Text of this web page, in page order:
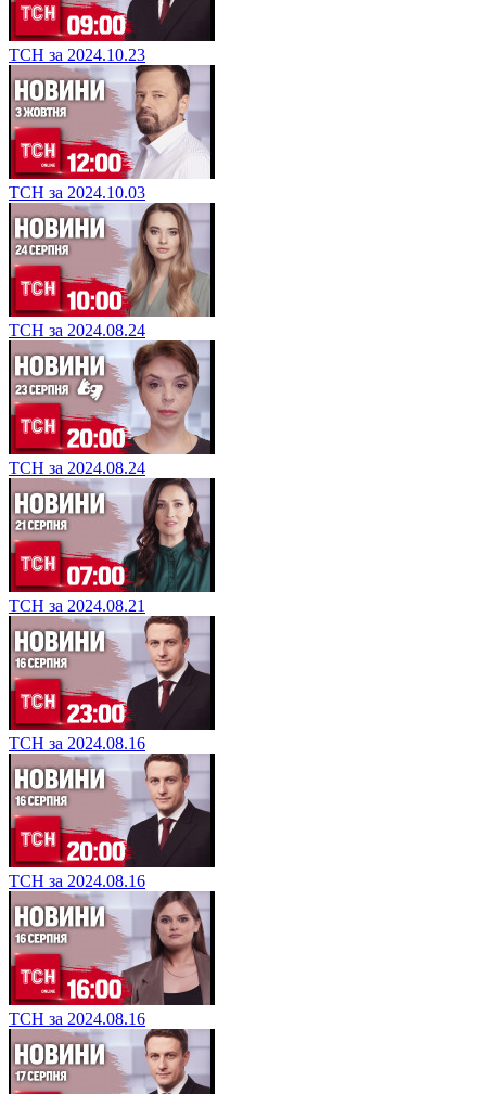
ТСН за 2024.10.23
ТСН за 2024.10.03
ТСН за 2024.08.24
ТСН за 2024.08.24
ТСН за 2024.08.21
ТСН за 2024.08.16
ТСН за 2024.08.16
ТСН за 2024.08.16